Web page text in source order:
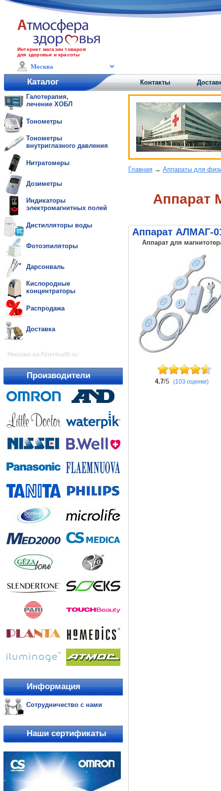
Интернет магазин товаров
для здоровья и красоты
Каталог Контакты
Галотерапия,
лечение ХОБЛ
Тонометры
Тонометры
внутриглазного давления
Нитратомеры
Дозиметры
Индикаторы
электромагнитных полей
Дистилляторы воды
Фотоэпиляторы
Дарсонваль
Кислородные
концентраторы
Распродажа
Доставка
Реклама на FineHealth.ru:
Производители
Информация
Сотрудничество с нами
Наши сертификаты
Главная → Аппараты для
Аппарат
Аппарат АЛМАГ-
Аппарат для
4.7/5 (103 оценки)